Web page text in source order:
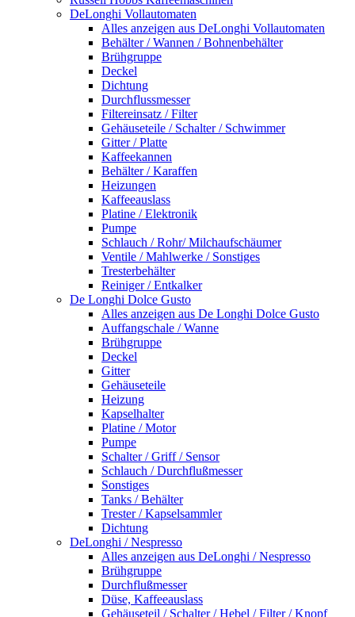
DeLonghi Vollautomaten
Alles anzeigen aus DeLonghi Vollautomaten
Behälter / Wannen / Bohnenbehälter
Brühgruppe
Deckel
Dichtung
Durchflussmesser
Filtereinsatz / Filter
Gehäuseteile / Schalter / Schwimmer
Gitter / Platte
Kaffeekannen
Behälter / Karaffen
Heizungen
Kaffeeauslass
Platine / Elektronik
Pumpe
Schlauch / Rohr/ Milchaufschäumer
Ventile / Mahlwerke / Sonstiges
Tresterbehälter
Reiniger / Entkalker
De Longhi Dolce Gusto
Alles anzeigen aus De Longhi Dolce Gusto
Auffangschale / Wanne
Brühgruppe
Deckel
Gitter
Gehäuseteile
Heizung
Kapselhalter
Platine / Motor
Pumpe
Schalter / Griff / Sensor
Schlauch / Durchflußmesser
Sonstiges
Tanks / Behälter
Trester / Kapselsammler
Dichtung
DeLonghi / Nespresso
Alles anzeigen aus DeLonghi / Nespresso
Brühgruppe
Durchflußmesser
Düse, Kaffeeauslass
Gehäuseteil / Schalter / Hebel / Filter / Knopf